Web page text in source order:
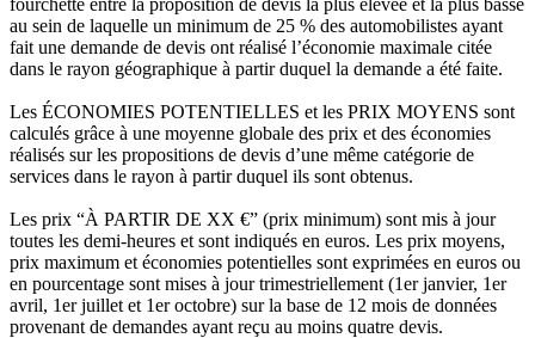
au sein de laquelle un minimum de 25 % des automobilistes ayant
fait une demande de devis ont réalisé l’économie maximale citée
dans le rayon géographique à partir duquel la demande a été faite.
Les ÉCONOMIES POTENTIELLES et les PRIX MOYENS sont
calculés grâce à une moyenne globale des prix et des économies
réalisés sur les propositions de devis d’une même catégorie de
services dans le rayon à partir duquel ils sont obtenus.
Les prix “À PARTIR DE XX €” (prix minimum) sont mis à jour
toutes les demi-heures et sont indiqués en euros. Les prix moyens,
prix maximum et économies potentielles sont exprimées en euros ou
en pourcentage sont mises à jour trimestriellement (1er janvier, 1er
avril, 1er juillet et 1er octobre) sur la base de 12 mois de données
provenant de demandes ayant reçu au moins quatre devis.